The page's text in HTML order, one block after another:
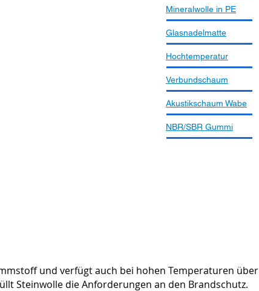
Mineralwolle in PE
Glasnadelmatte
Hochtemperatur
Verbundschaum
Akustikschaum Wabe
NBR/SBR Gummi
und verfügt auch bei hohen Temperaturen über
Steinwolle die Anforderungen an den Brandschutz.